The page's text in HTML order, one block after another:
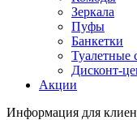
Зеркала
Пуфы
Банкетки
Туалетные
Дисконт-
Акции
Информация для